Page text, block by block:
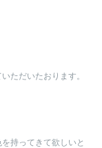
ただいたおります。
持ってきて欲しいと